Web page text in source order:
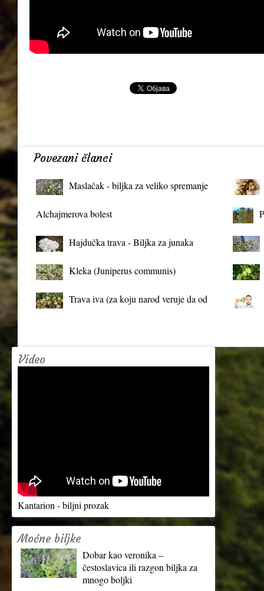
Povezani članci
Maslačak - biljka za veliko spremanje
Alchajmerova bolest
Hajdučka trava - Biljka za junaka
Kleka (Juniperus communis)
Trava iva (za koju narod veruje da od
Video
Kantarion - biljni prozak
Moćne biljke
Dobar kao veronika –
čestoslavica ili razgon biljka za
mnogo boljki